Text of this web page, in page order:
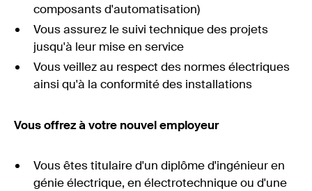
composants d'automatisation)
Vous assurez le suivi technique des projets
jusqu'à leur mise en service
Vous veillez au respect des normes électriques
ainsi qu'à la conformité des installations
Vous offrez à votre nouvel employeur
Vous êtes titulaire d'un diplôme d'ingénieur en
génie électrique, en électrotechnique ou d'une